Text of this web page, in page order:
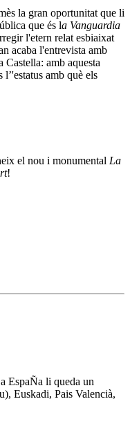
la gran oportunitat que li
que és la Vanguardia
l'etern relat esbiaixat
acaba l'entrevista amb
Castella: amb aquesta
amb què els
el nou i monumental La
!
EspaÑa li queda un
Euskadi, Pais Valencià,